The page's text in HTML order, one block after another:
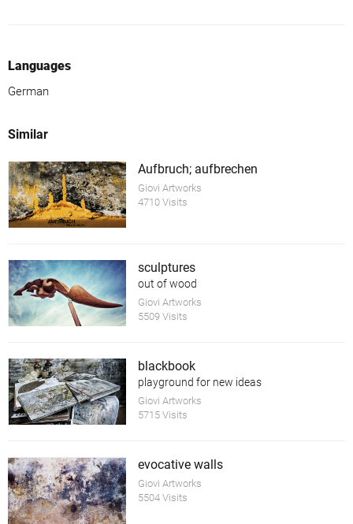
Languages
German
Similar
Aufbruch; aufbrechen
Giovi Artworks
4710 Visits
sculptures
out of wood
Giovi Artworks
5509 Visits
blackbook
playground for new ideas
Giovi Artworks
5715 Visits
evocative walls
Giovi Artworks
5504 Visits